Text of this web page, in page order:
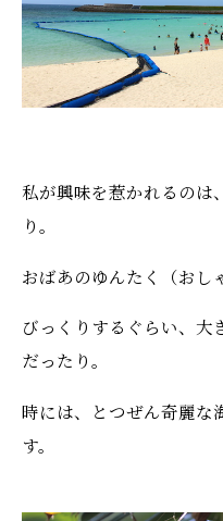
私が興味を惹かれるのは
り。
おばあのゆんたく（おし
びっくりするぐらい、大
だったり。
時には、とつぜん奇麗な
す。